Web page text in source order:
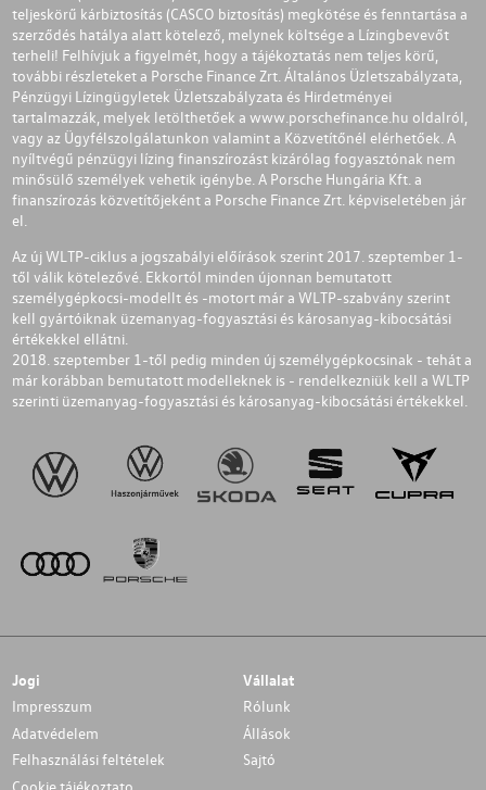
teljeskörű kárbiztosítás (CASCO biztosítás) megkötése és fenntartása a
szerződés hatálya alatt kötelező, melynek költsége a Lízingbevevőt
terheli! Felhívjuk a figyelmét, hogy a tájékoztatás nem teljes körű,
további részleteket a Porsche Finance Zrt. Általános Üzletszabályzata,
Pénzügyi Lízingügyletek Üzletszabályzata és Hirdetményei
tartalmazzák, melyek letölthetőek a www.porschefinance.hu oldalról,
vagy az Ügyfélszolgálatunkon valamint a Közvetítőnél elérhetőek. A
nyíltvégű pénzügyi lízing finanszírozást kizárólag fogyasztónak nem
minősülő személyek vehetik igénybe. A Porsche Hungária Kft. a
finanszírozás közvetítőjeként a Porsche Finance Zrt. képviseletében jár
el.
Az új WLTP-ciklus a jogszabályi előírások szerint 2017. szeptember 1-
től válik kötelezővé. Ekkortól minden újonnan bemutatott
személygépkocsi-modellt és -motort már a WLTP-szabvány szerint
kell gyártóiknak üzemanyag-fogyasztási és károsanyag-kibocsátási
értékekkel ellátni.
2018. szeptember 1-től pedig minden új személygépkocsinak - tehát a
már korábban bemutatott modelleknek is - rendelkezniük kell a WLTP
szerinti üzemanyag-fogyasztási és károsanyag-kibocsátási értékekkel.
Jogi
Impresszum
Adatvédelem
Felhasználási feltételek
Vállalat
Rólunk
Állások
Sajtó